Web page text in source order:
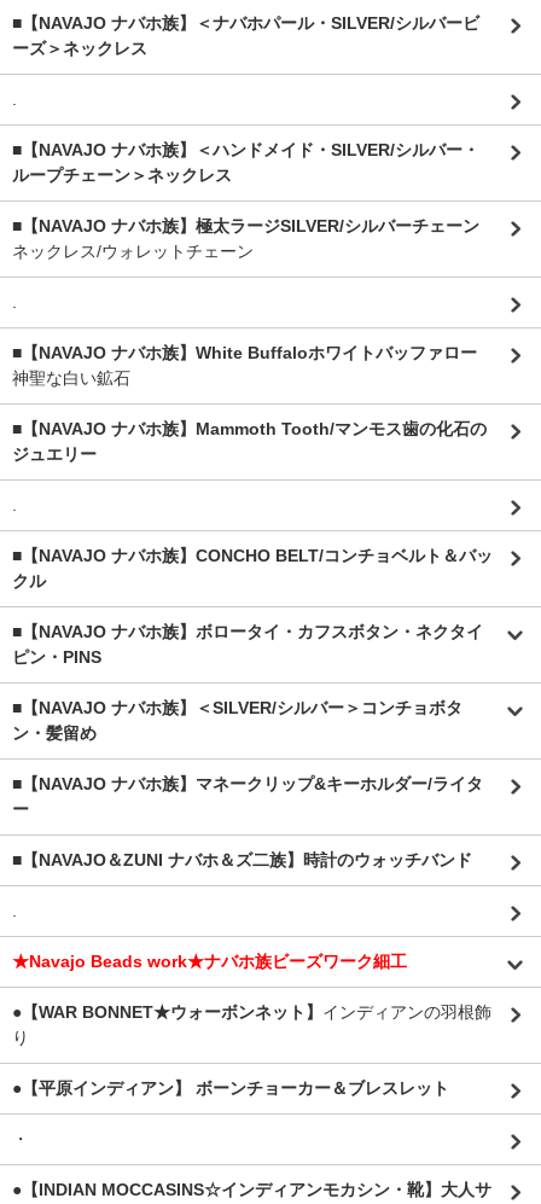
■【NAVAJO ナバホ族】＜ナバホパール・SILVER/シルバービ
ーズ＞ネックレス
■【NAVAJO ナバホ族】＜ハンドメイド・SILVER/シルバー・
ループチェーン＞ネックレス
■【NAVAJO ナバホ族】極太ラージSILVER/シルバーチェーン
ネックレス/ウォレットチェーン
■【NAVAJO ナバホ族】White Buffaloホワイトバッファロー
神聖な白い鉱石
■【NAVAJO ナバホ族】Mammoth Tooth/マンモス歯の化石の
ジュエリー
■【NAVAJO ナバホ族】CONCHO BELT/コンチョベルト＆バッ
クル
■【NAVAJO ナバホ族】ボロータイ・カフスボタン・ネクタイ
ピン・PINS
■【NAVAJO ナバホ族】＜SILVER/シルバー＞コンチョボタ
ン・髪留め
■【NAVAJO ナバホ族】マネークリップ&キーホルダー/ライタ
ー
■【NAVAJO＆ZUNI ナバホ＆ズ二族】時計のウォッチバンド
★Navajo Beads work★ナバホ族ビーズワーク細工
●【WAR BONNET★ウォーボンネット】 インディアンの羽根飾
り
●【平原インディアン】 ボーンチョーカー＆ブレスレット
・
●【INDIAN MOCCASINS☆インディアンモカシン・靴】大人サ